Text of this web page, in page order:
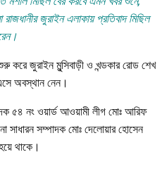
রাজধানীর জুরাইন এলাকায় প্রতিবাদ মিছিল
করে জুরাইন মুন্সিবাড়ী ও খন্ডকার রোড শেখ
অবস্থান নেন।
৫৪ নং ওয়ার্ড আওয়ামী লীগ মোঃ আরিফ
সাধারন সম্পাদক মোঃ দেলোয়ার হোসেন
থাকে।